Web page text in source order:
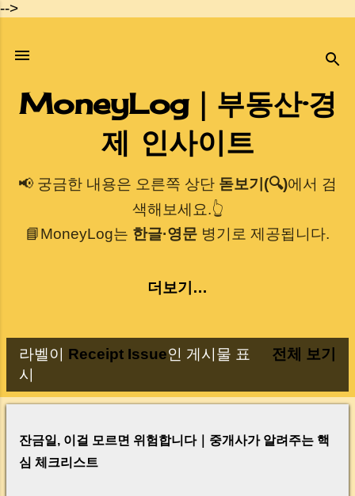
-->
기본 콘텐츠로 건너뛰기
MoneyLog｜부동산·경
제 인사이트
📢 궁금한 내용은 오른쪽 상단 돋보기(🔍)에서 검
색해보세요.👆
📘MoneyLog는 한글·영문 병기로 제공됩니다.
더보기…
글
라벨이 Receipt Issue인 게시물 표
시
전체 보기
잔금일, 이걸 모르면 위험합니다｜중개사가 알려주는 핵
심 체크리스트